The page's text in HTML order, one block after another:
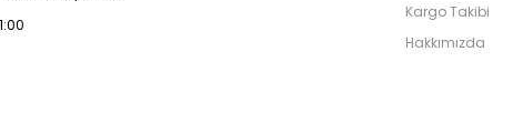
Kargo Takibi
Hakkımızda